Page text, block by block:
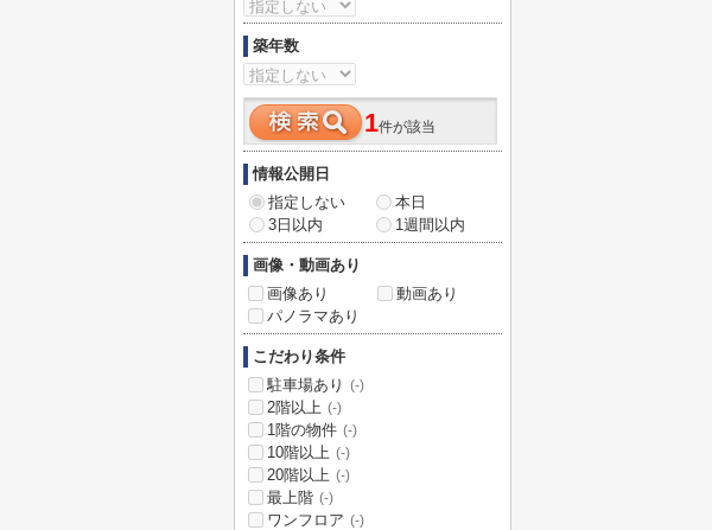
築年数
1件が該当
情報公開日
指定しない
本日
3日以内
1週間以内
画像・動画あり
画像あり
動画あり
パノラマあり
こだわり条件
駐車場あり
(-)
2階以上 (-)
1階の物件 (-)
10階以上 (-)
20階以上 (-)
最上階 (-)
ワンフロア (-)